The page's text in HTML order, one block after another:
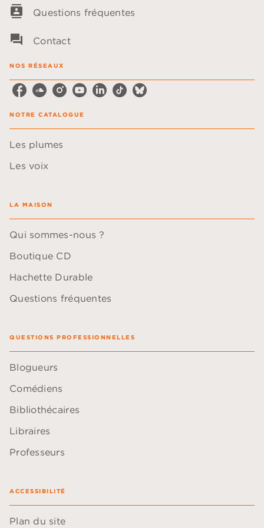
contacts Questions fréquentes
question_answer Contact
NOS RÉSEAUX
NOTRE CATALOGUE
Les plumes
Les voix
LA MAISON
Qui sommes-nous ?
Boutique CD
Hachette Durable
Questions fréquentes
QUESTIONS PROFESSIONNELLES
Blogueurs
Comédiens
Bibliothécaires
Libraires
Professeurs
ACCESSIBILITÉ
Plan du site